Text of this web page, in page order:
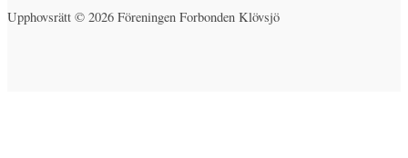
Upphovsrätt © 2026 Föreningen Forbonden Klövsjö